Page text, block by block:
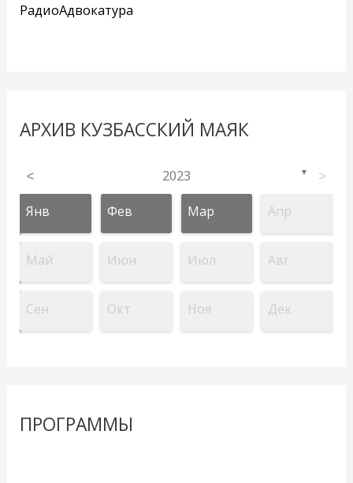
РадиоАдвокатура
АРХИВ КУЗБАССКИЙ МАЯК
< 2023 ▼ >
Янв Фев Мар Апр
Май Июн Июл Авг
Сен Окт Ноя Дек
ПРОГРАММЫ